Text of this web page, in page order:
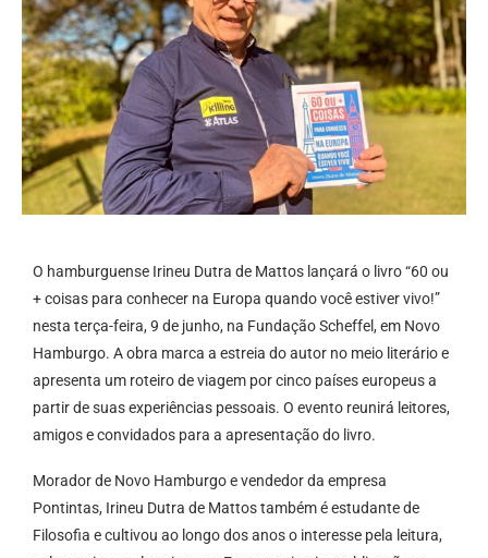
O hamburguense Irineu Dutra de Mattos lançará o livro “60 ou
+ coisas para conhecer na Europa quando você estiver vivo!”
nesta terça-feira, 9 de junho, na Fundação Scheffel, em Novo
Hamburgo. A obra marca a estreia do autor no meio literário e
apresenta um roteiro de viagem por cinco países europeus a
partir de suas experiências pessoais. O evento reunirá leitores,
amigos e convidados para a apresentação do livro.
Morador de Novo Hamburgo e vendedor da empresa
Pontintas, Irineu Dutra de Mattos também é estudante de
Filosofia e cultivou ao longo dos anos o interesse pela leitura,